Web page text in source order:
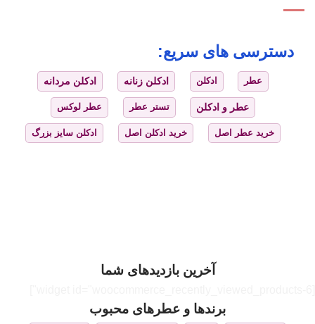
دسترسی های سریع:
عطر ادکلن ادکلن زنانه ادکلن مردانه
عطر و ادکلن تستر عطر عطر لوکس
خرید عطر اصل خرید ادکلن اصل ادکلن سایز بزرگ
آخرین بازدیدهای شما
برندها و عطرهای محبوب